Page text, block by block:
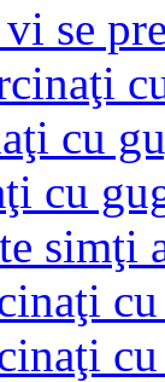
se
cu
cu
simţi